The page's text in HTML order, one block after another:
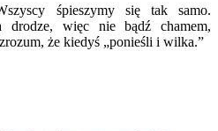
śpieszymy się tak samo.
drodze, więc nie bądź chamem,
że kiedyś „ponieśli i wilka.”